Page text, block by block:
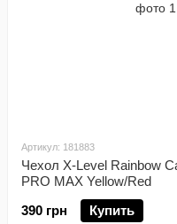
Артикул: 181883
Чехол X-Level Rainbow
PRO MAX Yellow/Red
390 грн
Купить